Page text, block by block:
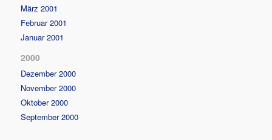
März 2001
Februar 2001
Januar 2001
2000
Dezember 2000
November 2000
Oktober 2000
September 2000